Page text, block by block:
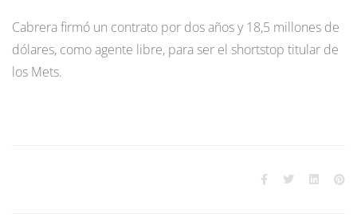
Cabrera firmó un contrato por dos años y 18,5 millones de
dólares, como agente libre, para ser el shortstop titular de
los Mets.